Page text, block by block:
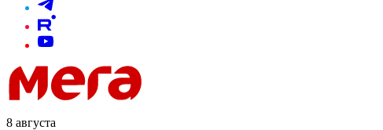
8 августа